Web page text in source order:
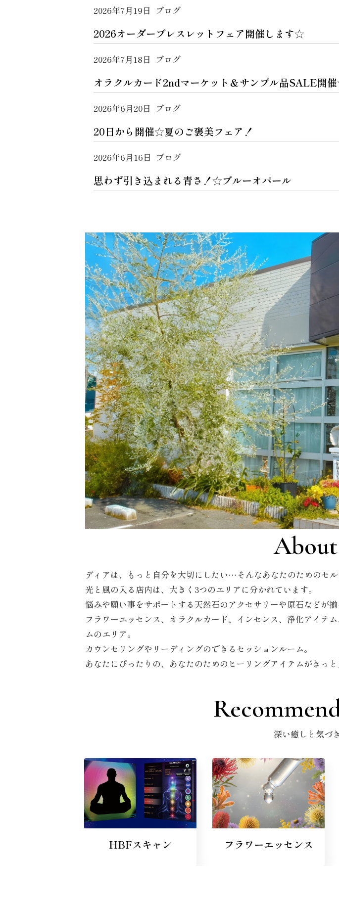
2026年7月19日 ブログ
2026オーダーブレスレットフェア開催します☆
2026年7月18日 ブログ
オラクルカード2ndマーケット＆サンプル品SALE開
2026年6月20日 ブログ
20日から開催☆夏のご褒美フェア！
2026年6月16日 ブログ
思わず引き込まれる青さ！☆ブルーオパール
ディアは、もっと自分を大切にしたい…そんなあなたのためのセ
光と風の入る店内は、大きく3つのエリアに分かれています。
悩みや願い事をサポートする天然石のアクセサリーや原石などが
フラワーエッセンス、オラクルカード、インセンス、浄化アイテ
ムのエリア。
カウンセリングやリーディングのできるセッションルーム。
あなたにぴったりの、あなたのためのヒーリングアイテムがきっと
深い癒しと気づ
HBFスキャン フラワーエッセンス